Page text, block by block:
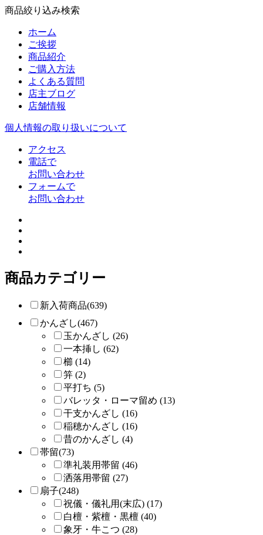
商品絞り込み検索
ホーム
ご挨拶
商品紹介
ご購入方法
よくある質問
店主ブログ
店舗情報
個人情報の取り扱いについて
アクセス
電話で
お問い合わせ
フォームで
お問い合わせ
商品カテゴリー
新入荷商品(639)
かんざし(467)
玉かんざし (26)
一本挿し (62)
櫛 (14)
笄 (2)
平打ち (5)
バレッタ・ローマ留め (13)
干支かんざし (16)
稲穂かんざし (16)
昔のかんざし (4)
帯留(73)
準礼装用帯留 (46)
洒落用帯留 (27)
扇子(248)
祝儀・儀礼用(末広) (17)
白檀・紫檀・黒檀 (40)
象牙・牛こつ (28)